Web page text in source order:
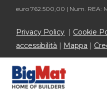
euro 762.500,00 | Num. REA:
Privacy Policy Cookie
accessibilità
Mappa